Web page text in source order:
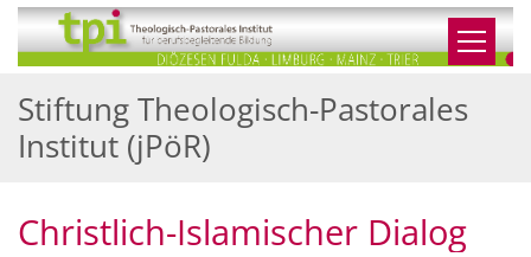
Zum Inhalt springen
Stiftung Theologisch-Pastorales
Institut (jPöR)
Christlich-Islamischer Dialog